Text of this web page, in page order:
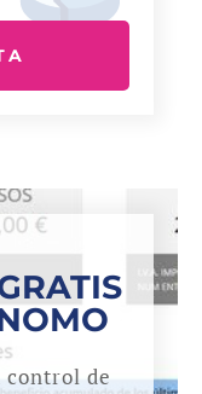
control de